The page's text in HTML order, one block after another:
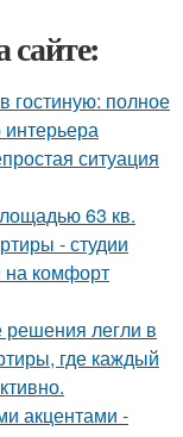
сайте:
гостиную: полное
ситуация
63 кв.
- студии
на комфорт
решения легли в
где каждый
акцентами -